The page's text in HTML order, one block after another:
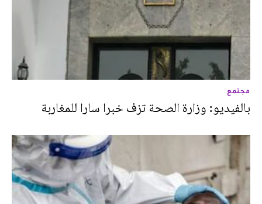
مجتمع
بالفيديو: وزارة الصحة تزف خبرا سارا للمغاربة